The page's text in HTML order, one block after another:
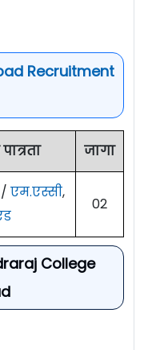
Recruitment
जागा
एम.एस्सी,
02
College